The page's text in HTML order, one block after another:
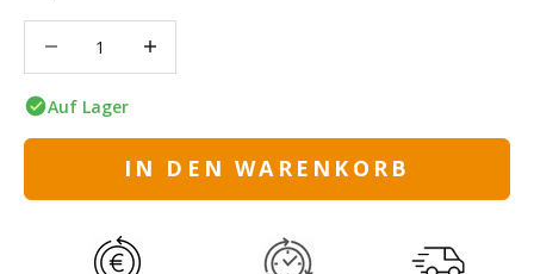
Auf Lager
IN DEN WARENKORB